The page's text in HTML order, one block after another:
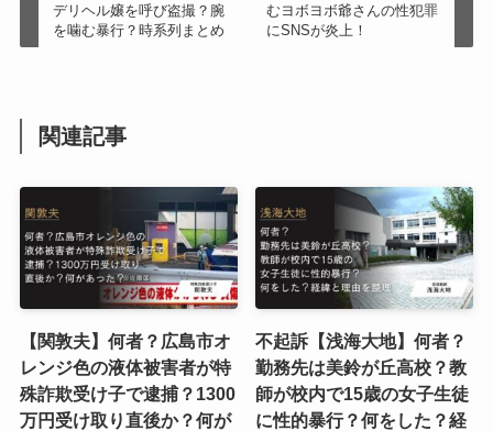
デリヘル嬢を呼び盗撮？腕
を噛む暴行？時系列まとめ
むヨボヨボ爺さんの性犯罪
にSNSが炎上！
関連記事
【関敦夫】何者？広島市オ
レンジ色の液体被害者が特
殊詐欺受け子で逮捕？1300
万円受け取り直後か？何が
不起訴【浅海大地】何者？
勤務先は美鈴が丘高校？教
師が校内で15歳の女子生徒
に性的暴行？何をした？経